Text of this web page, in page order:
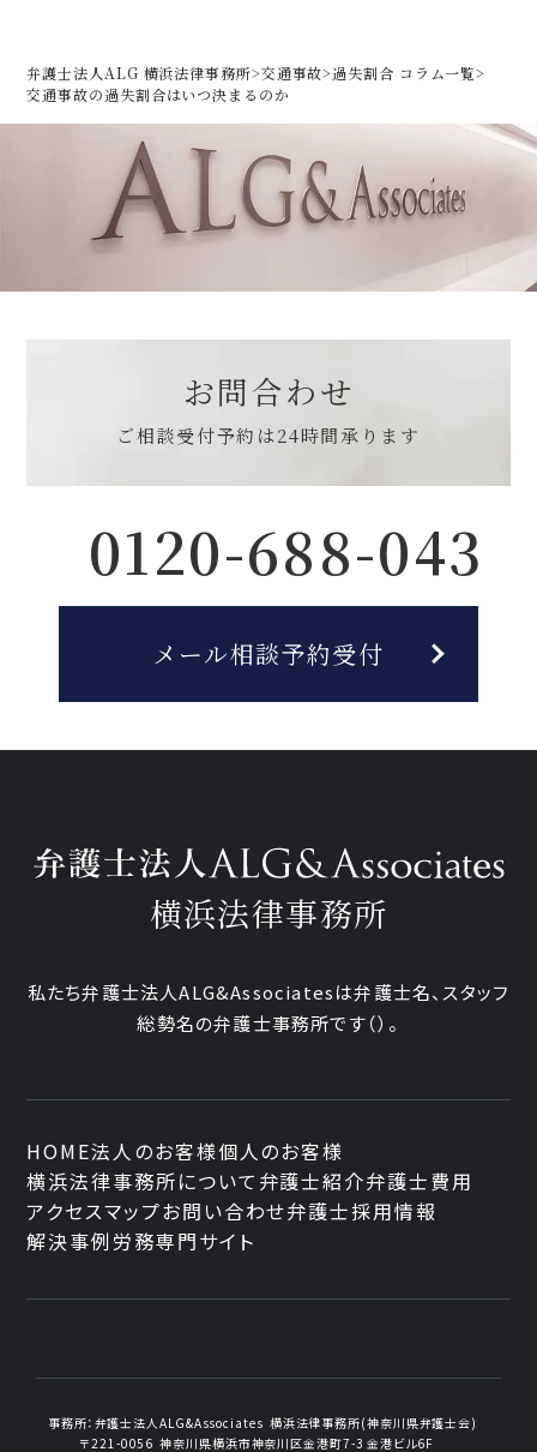
弁護士法人ALG 横浜法律事務所>交通事故>過失割合 コラム一覧>
交通事故の過失割合はいつ決まるのか
お問合わせ
ご相談受付予約は24時間承ります
0120-688-043
メール相談予約受付
横浜法律事務所
私たち弁護士法人ALG&Associatesは弁護士名、スタッフ
総勢名の弁護士事務所です（）。
HOME法人のお客様個人のお客様
横浜法律事務所について 弁護士紹介弁護士費用
アクセスマップお問い合わせ弁護士採用情報
解決事例労務専門サイト
事務所： 弁護士法人ALG&Associates 横浜法律事務所(神奈川県弁護士会)
〒221-0056 神奈川県横浜市神奈川区金港町7-3金港ビル6F